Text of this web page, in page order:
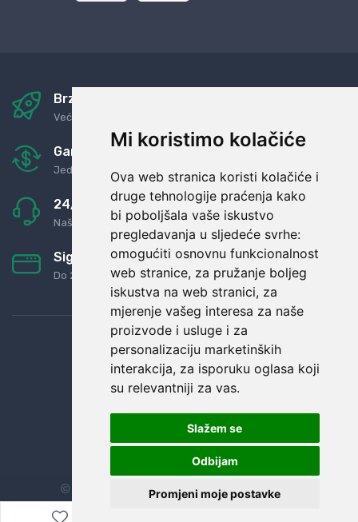
Mi koristimo kolačiće
Ova web stranica koristi kolačiće i
druge tehnologije praćenja kako
bi poboljšala vaše iskustvo
pregledavanja u sljedeće svrhe:
omogućiti osnovnu funkcionalnost
web stranice, za pružanje boljeg
iskustva na web stranici, za
mjerenje vašeg interesa za naše
proizvode i usluge i za
personalizaciju marketinških
interakcija, za isporuku oglasa koji
su relevantniji za vas.
Slažem se
Odbijam
Promjeni moje postavke
Brza i sigurna dostava
Već za nekoliko dana kod vas
Garancija u povrat novaca
Jednostavno pravilo: Roba za novac
24/7 odlična podrška
Naši agenti uvijek na raspolaganju
Sigurno obročno plaćanje
Do 24 rata bez kamata
© Sva prava zadržana. Dopi grupa d.o.o.